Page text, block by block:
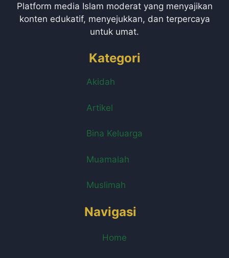
Platform media Islam moderat yang menyajikan
konten edukatif, menyejukkan, dan terpercaya
untuk umat.
Kategori
Akidah
Artikel
Bina Keluarga
Muamalah
Muslimah
Navigasi
Home